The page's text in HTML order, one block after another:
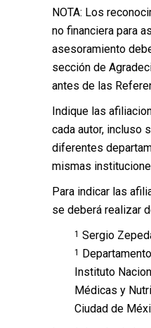
NOTA: Los
no financiera para
asesoramiento
sección de
antes de las
Indique las
cada autor, incluso
diferentes
mismas
Para indicar las
se deberá realizar
1 Sergio
1
Instituto
Médicas y
Ciudad de